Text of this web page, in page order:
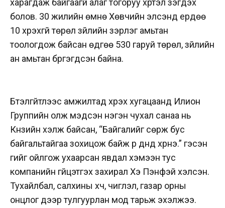
болов. 30 жилийн өмнө Хөвчийн элсэнд ердөө
10 хүрэхгүй төрөл зүйлийн зэрлэг амьтан
тоологдож байсан өдгөө 530 гаруй төрөл, зүйлийн
ан амьтан бүргэгдсэн байна.
Бүтэлгүйтлээс амжилтад хүрэх хугацаанд Илион
Группийн олж мэдсэн нэгэн чухал санаа нь
Күнзийн хэлж байсан, “Байгалийг сөрж бус
байгальтайгаа зохицож байж үр дүнд хүрнэ.” гэсэн
үгийг ойлгож ухаарсан явдал хэмээн тус
компанийн гүйцэтгэх захирал Хэ Пэнфэй хэлсэн.
Тухайлбал, салхины хүч, чиглэл, газар орны
онцлог дээр тулгуурлан мод тарьж эхэлжээ.